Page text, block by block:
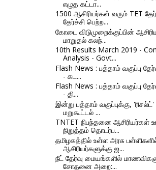
எழுத கட்டா...
1500 ஆசிரியர்கள் வரும் TET
தேர்ச்சி பெற்ற...
கோடை விடுமுறைக்குப்பின்
மாறுதல் கலந்...
10th Results March 2019 -
Analysis - Govt...
Flash News : பத்தாம் வகுப்பு
- கட...
Flash News : பத்தாம் வகுப்பு
- தி...
இன்று பத்தாம் வகுப்புக்கு, 'ரிசல்ட்'
மறுகூட்டல் ...
TNTET நிபந்தனை ஆசிரியர்கள்
நிறுத்தம் தொடர்ப...
தமிழகத்தில் உள்ள அரசு
ஆசிரியர்களுக்கு ஜ...
நீட் தேர்வு மையங்களில்
சோதனை அறை:...